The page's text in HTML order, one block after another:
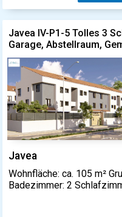
Javea IV-P1-5 Tolles 3
Garage, Abstellraum,
Javea
Wohnfläche: ca. 105 m²
Badezimmer: 2